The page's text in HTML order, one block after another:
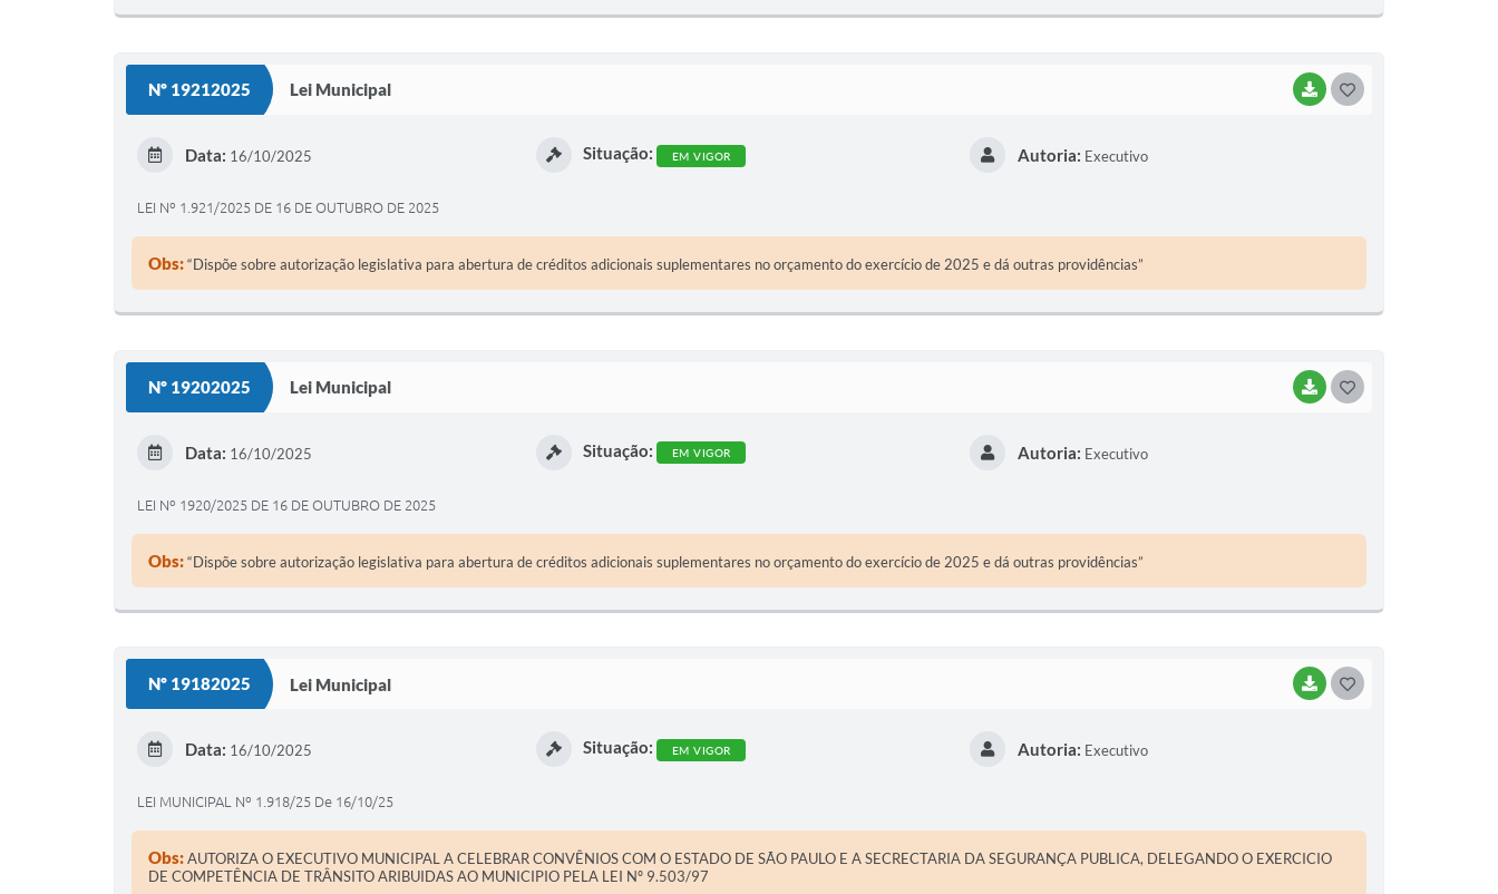
Nº 19212025 Lei Municipal BAIXAR
Data: 16/10/2025 Situação: EM VIGOR Autoria: Executivo
LEI Nº 1.921/2025 DE 16 DE OUTUBRO DE 2025
Obs:“Dispõe sobre autorização legislativa para abertura de créditos adicionais suplementares no orçamento do exercício de 2025 e dá outras providências”
Nº 19202025 Lei Municipal BAIXAR
Data: 16/10/2025 Situação: EM VIGOR Autoria: Executivo
LEI Nº 1920/2025 DE 16 DE OUTUBRO DE 2025
Obs:“Dispõe sobre autorização legislativa para abertura de créditos adicionais suplementares no orçamento do exercício de 2025 e dá outras providências”
Nº 19182025 Lei Municipal BAIXAR
Data: 16/10/2025 Situação: EM VIGOR Autoria: Executivo
LEI MUNICIPAL Nº 1.918/25 De 16/10/25
Obs:AUTORIZA O EXECUTIVO MUNICIPAL A CELEBRAR CONVÊNIOS COM O ESTADO DE SÃO PAULO E A SECRECTARIA DA SEGURANÇA PUBLICA, DELEGANDO O EXERCICIO
DE COMPETÊNCIA DE TRÂNSITO ARIBUIDAS AO MUNICIPIO PELA LEI Nº 9.503/97